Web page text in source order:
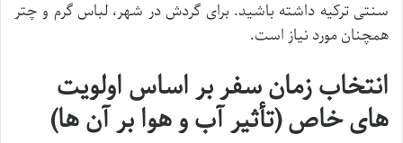
سنتی ترکیه داشته باشید. برای گردش در شهر، لباس گرم و چتر
همچنان مورد نیاز است.
انتخاب زمان سفر بر اساس اولویت
های خاص (تأثیر آب و هوا بر آن ها)